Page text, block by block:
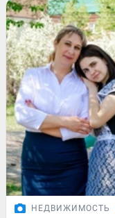
НЕДВИЖИМОСТЬ